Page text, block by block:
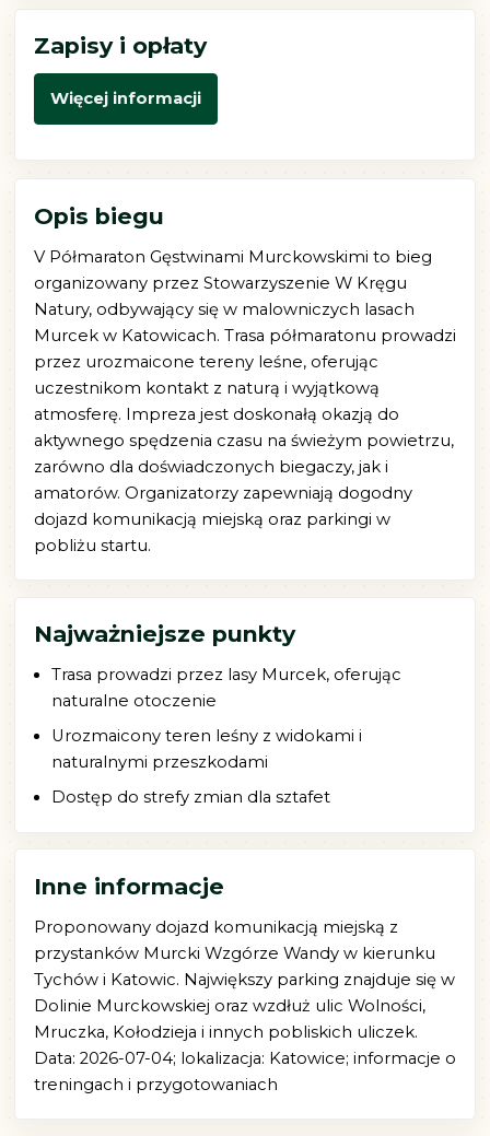
Zapisy i opłaty
Więcej informacji
Opis biegu
V Półmaraton Gęstwinami Murckowskimi to bieg
organizowany przez Stowarzyszenie W Kręgu
Natury, odbywający się w malowniczych lasach
Murcek w Katowicach. Trasa półmaratonu prowadzi
przez urozmaicone tereny leśne, oferując
uczestnikom kontakt z naturą i wyjątkową
atmosferę. Impreza jest doskonałą okazją do
aktywnego spędzenia czasu na świeżym powietrzu,
zarówno dla doświadczonych biegaczy, jak i
amatorów. Organizatorzy zapewniają dogodny
dojazd komunikacją miejską oraz parkingi w
pobliżu startu.
Najważniejsze punkty
Trasa prowadzi przez lasy Murcek, oferując
naturalne otoczenie
Urozmaicony teren leśny z widokami i
naturalnymi przeszkodami
Dostęp do strefy zmian dla sztafet
Inne informacje
Proponowany dojazd komunikacją miejską z
przystanków Murcki Wzgórze Wandy w kierunku
Tychów i Katowic. Największy parking znajduje się w
Dolinie Murckowskiej oraz wzdłuż ulic Wolności,
Mruczka, Kołodzieja i innych pobliskich uliczek.
Data: 2026-07-04; lokalizacja: Katowice; informacje o
treningach i przygotowaniach